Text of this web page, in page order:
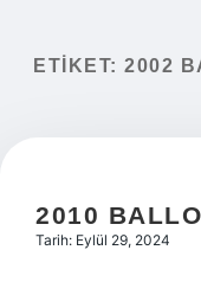
ETIKET: 2002
2010
Tarih: Eylül 29, 2024